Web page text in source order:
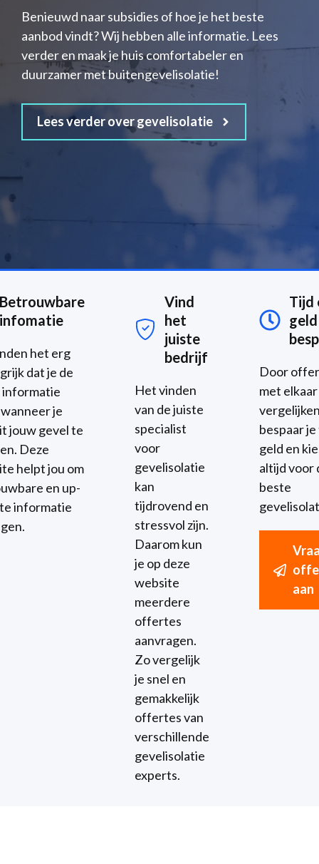
Benieuwd naar subsidies of hoe je het beste
aanbod vindt? Wij hebben alle informatie. Lees
verder en maak je huis comfortabeler en
duurzamer met buitengevelisolatie!
Lees verder over gevelisolatie
het erg
dat je de
je
jouw gevel te
Deze
helpt jou om
en up-
informatie
Vind
het
juiste
bedrijf
Het vinden
van de juiste
specialist
voor
gevelisolatie
kan
tijdrovend en
stressvol zijn.
Daarom kun
je op deze
website
meerdere
offertes
aanvragen.
Zo vergelijk
je snel en
gemakkelijk
offertes van
verschillende
gevelisolatie
experts.
Tijd
geld
Door
met
bespaar
geld en
altijd voor
beste
aan